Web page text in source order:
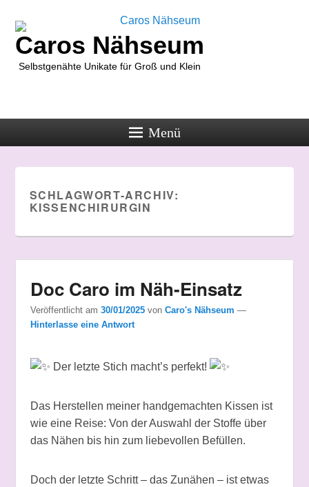
Caros Nähseum
Selbstgenähte Unikate für Groß und Klein
Menü
SCHLAGWORT-ARCHIV:
KISSENCHIRURGIN
Doc Caro im Näh-Einsatz
Veröffentlicht am 30/01/2025 von Caro's Nähseum —
Hinterlasse eine Antwort
Der letzte Stich macht’s perfekt!
Das Herstellen meiner handgemachten Kissen ist
wie eine Reise: Von der Auswahl der Stoffe über
das Nähen bis hin zum liebevollen Befüllen.
Doch der letzte Schritt – das Zunähen – ist etwas